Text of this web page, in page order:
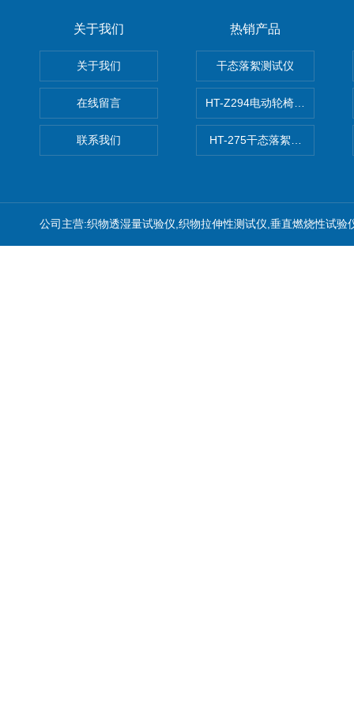
关于我们
关于我们
在线留言
联系我们
热销产品
干态落絮测试仪
HT-Z294电动轮椅车耗电量测
HT-275干态落絮测试仪
公司主营:织物透湿量试验仪,织物拉伸性测试仪,垂直燃烧性试验